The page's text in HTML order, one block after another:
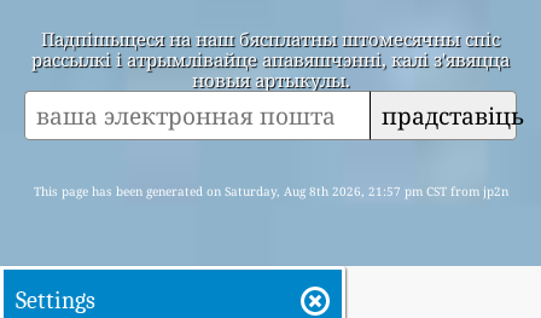
Падпішыцеся на наш бясплатны штомесячны спіс
рассылкі і атрымлівайце апавяшчэнні, калі з'явяцца
новыя артыкулы.
прадставіць
This page has been generated on Saturday, Aug 8th 2026, 21:57 pm CST from jp2n
Settings